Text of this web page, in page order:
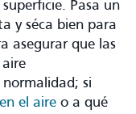
Pasa un
y séca bien para
asegurar que las
si
el aire o a qué